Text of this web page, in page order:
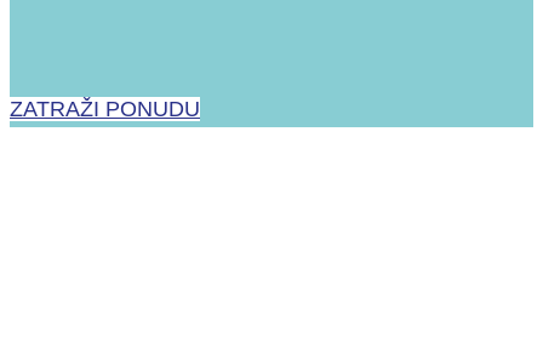
ZATRAŽI PONUDU